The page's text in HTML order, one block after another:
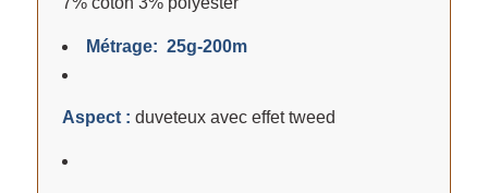
Métrage: 25g-200m
Aspect : duveteux avec effet tweed